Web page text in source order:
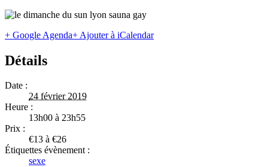
+ Google Agenda+ Ajouter à iCalendar
Détails
Date :
24 février 2019
Heure :
13h00 à 23h55
Prix :
€13 à €26
Étiquettes évènement :
sexe